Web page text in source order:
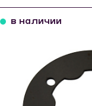
в наличии